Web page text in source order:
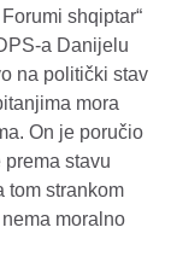
shqiptar“
a Danijelu
na politički stav
mora
On je poručio
stavu
tom strankom
moralno